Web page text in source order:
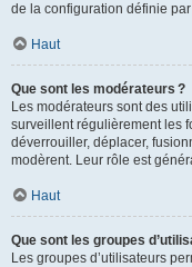
de la configuration définie
Haut
Que sont les modérateurs ?
Les modérateurs sont des
surveillent régulièrement les
déverrouiller, déplacer,
modèrent. Leur rôle est
Haut
Que sont les groupes
Les groupes d’utilisateurs